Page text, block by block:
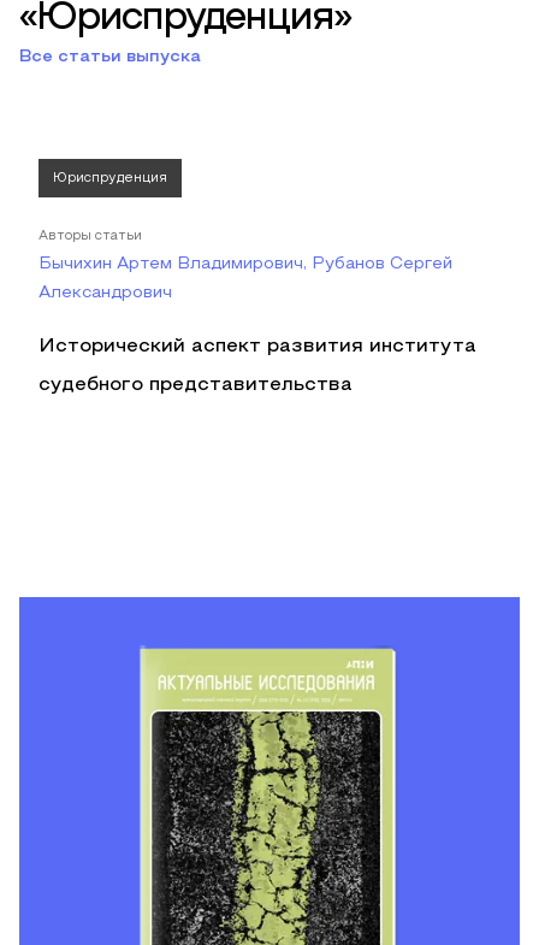
«Юриспруденция»
Все статьи выпуска
Юриспруденция
Авторы статьи
Бычихин Артем Владимирович, Рубанов Сергей
Александрович
Исторический аспект развития института
судебного представительства